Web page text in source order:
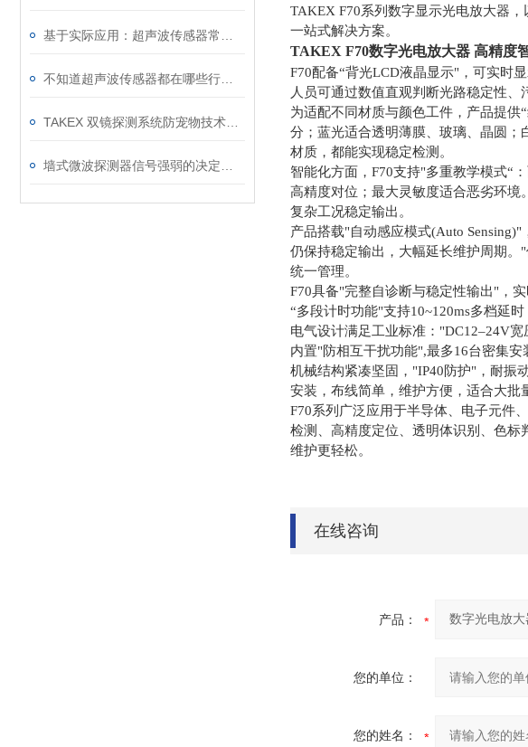
TAKEX F70系列数字显示光电放大器
一站式解决方案。
TAKEX F70数字光电放大器 高精度
F70配备“背光LCD液晶显示"，可实时
人员可通过数值直观判断光路稳定性、
为适配不同材质与颜色工件，产品提
分；蓝光适合透明薄膜、玻璃、晶圆
材质，都能实现稳定检测。
智能化方面，F70支持"多重教学模式“
高精度对位；最大灵敏度适合恶劣环
复杂工况稳定输出。
产品搭载"自动感应模式(Auto
仍保持稳定输出，大幅延长维护周期
统一管理。
F70具备"完整自诊断与稳定性输出"，
“多段计时功能"支持10~120ms多档延
电气设计满足工业标准："DC12–24V
内置"防相互干扰功能",最多16台密集
机械结构紧凑坚固，"IP40防护"，耐振
安装，布线简单，维护方便，适合大批
F70系列广泛应用于半导体、电子元件
检测、 高精度定位、透明体识别、色标
维护更轻松。
在线咨询
产品：
您的单位：
您的姓名：